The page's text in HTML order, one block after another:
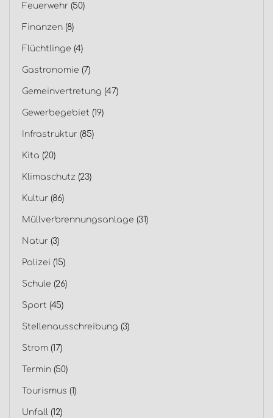
Feuerwehr (50)
Finanzen (8)
Flüchtlinge (4)
Gastronomie (7)
Gemeinvertretung (47)
Gewerbegebiet (19)
Infrastruktur (85)
Kita (20)
Klimaschutz (23)
Kultur (86)
Müllverbrennungsanlage (31)
Natur (3)
Polizei (15)
Schule (26)
Sport (45)
Stellenausschreibung (3)
Strom (17)
Termin (50)
Tourismus (1)
Unfall (12)